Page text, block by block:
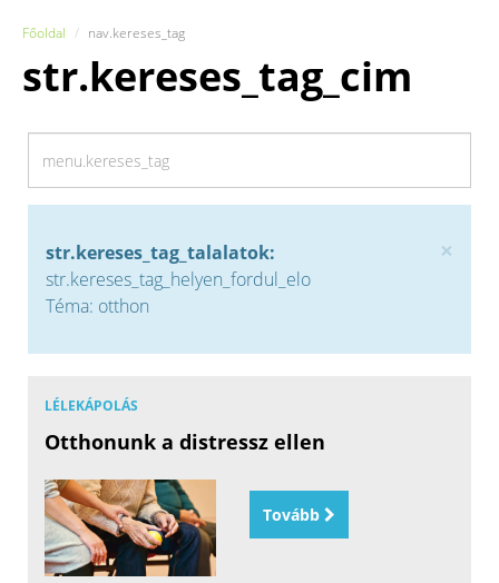
Főoldal nav.kereses_tag
str.kereses_tag_cim
×
str.kereses_tag_talalatok:
str.kereses_tag_helyen_fordul_elo
Téma: otthon
LÉLEKÁPOLÁS
Otthonunk a distressz ellen
Tovább